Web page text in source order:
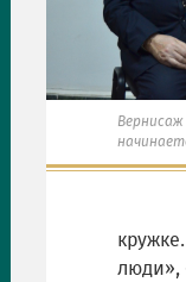
Вернисаж
люди»,